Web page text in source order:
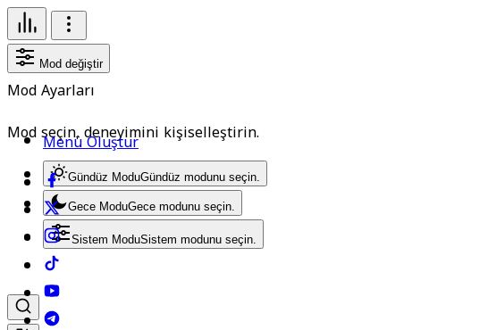
Mod değiştir
Mod Ayarları
Mod seçin, deneyimini kişiselleştirin.
Gündüz ModuGündüz modunu seçin.
Gece ModuGece modunu seçin.
Sistem ModuSistem modunu seçin.
Menü Oluştur